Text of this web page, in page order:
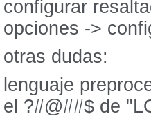
configurar
opciones ->
otras dudas:
lenguaje
el ?#@##$ de